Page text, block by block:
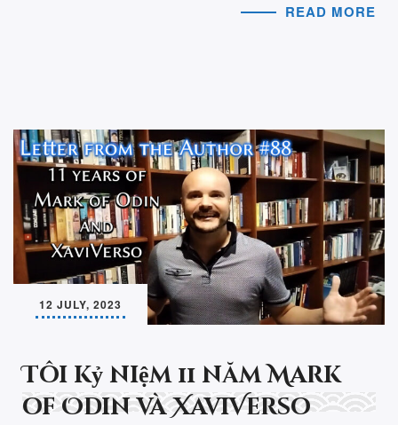
READ MORE
12 JULY, 2023
Tôi kỷ niệm 11 năm Mark
of Odin và XaviVerso